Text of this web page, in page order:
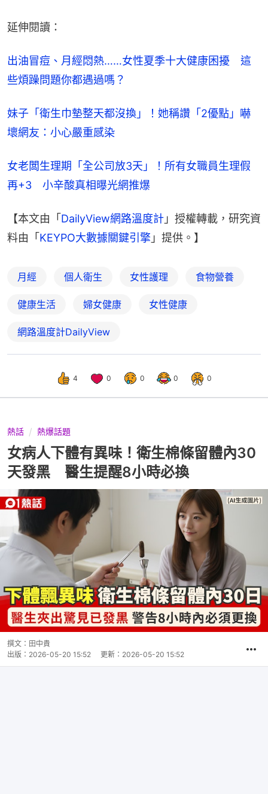
延伸閱讀：
出油冒痘、月經悶熱……女性夏季十大健康困擾　這
些煩躁問題你都遇過嗎？
妹子「衛生巾墊整天都沒換」！她稱讚「2優點」嚇
壞網友：小心嚴重感染
女老闆生理期「全公司放3天」！所有女職員生理假
再+3　小辛酸真相曝光網推爆
【本文由「 DailyView網路溫度計 」授權轉載，研究資
料由「 KEYPO大數據關鍵引擎 」提供。】
月經 個人衛生 女性護理 食物營養
健康生活 婦女健康 女性健康
網路溫度計DailyView
4 0 0 0 0
熱話 熱爆話題
女病人下體有異味！衛生棉條留體內30
天發黑 醫生提醒8小時必換
撰文： 田中貴
出版： 2026-05-20 15:52 更新： 2026-05-20 15:52